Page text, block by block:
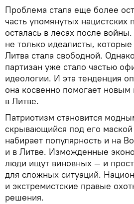
Проблема стала еще более
часть упомянутых нацистских
осталась в лесах после
не только идеалисты,
Литва стала свободной.
партизан уже стало частью
идеологии. И эта тенденция
она косвенно помогает новым
в Литве.
Патриотизм становится
скрывающийся под его
набирает популярность и на
и в Литве. Изможденные
люди ищут виновных — и
для сложных ситуаций.
и экстремистские правые
решения.